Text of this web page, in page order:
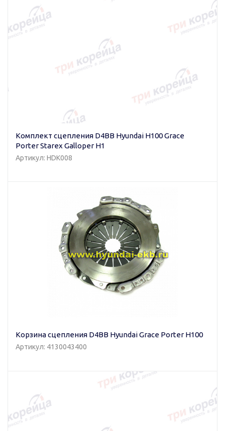
Комплект сцепления D4BB Hyundai H100 Grace
Porter Starex Galloper H1
Артикул: HDK008
Корзина сцепления D4BB Hyundai Grace Porter H100
Артикул: 4130043400